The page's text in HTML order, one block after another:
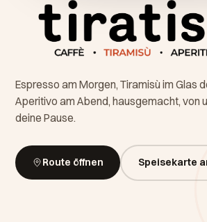
Espresso am Morgen, Tiramisù im Glas
Aperitivo am Abend, hausgemacht, von
deine Pause.
Route öffnen Speisekarte